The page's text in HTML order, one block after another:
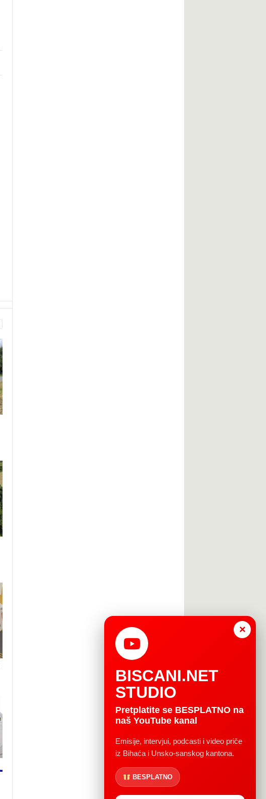
×
BISCANI.NET
STUDIO
Pretplatite se BESPLATNO na
naš YouTube kanal
Emisije, intervjui, podcasti i video priče
iz Bihaća i Unsko-sanskog kantona.
BESPLATNO